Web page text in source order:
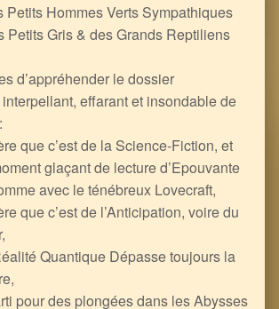
Petits Hommes Verts Sympathiques
Petits Gris & des Grands Reptiliens
d’appréhender le dossier
effarant et insondable de
que c’est de la Science-Fiction, et
glaçant de lecture d’Epouvante
avec le ténébreux Lovecraft,
que c’est de l’Anticipation, voire du
Quantique Dépasse toujours la
pour des plongées dans les Abysses